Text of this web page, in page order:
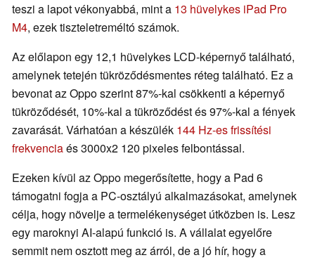
teszi a lapot vékonyabbá, mint a 13 hüvelykes iPad Pro
M4, ezek tiszteletreméltó számok.
Az előlapon egy 12,1 hüvelykes LCD-képernyő található,
amelynek tetején tükröződésmentes réteg található. Ez a
bevonat az Oppo szerint 87%-kal csökkenti a képernyő
tükröződését, 10%-kal a tükröződést és 97%-kal a fények
zavarását. Várhatóan a készülék 144 Hz-es frissítési
frekvenciaés 3000x2 120 pixeles felbontással.
Ezeken kívül az Oppo megerősítette, hogy a Pad 6
támogatni fogja a PC-osztályú alkalmazásokat, amelynek
célja, hogy növelje a termelékenységet útközben is. Lesz
egy maroknyi AI-alapú funkció is. A vállalat egyelőre
semmit nem osztott meg az árról, de a jó hír, hogy a